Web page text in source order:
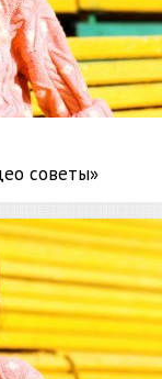
советы»